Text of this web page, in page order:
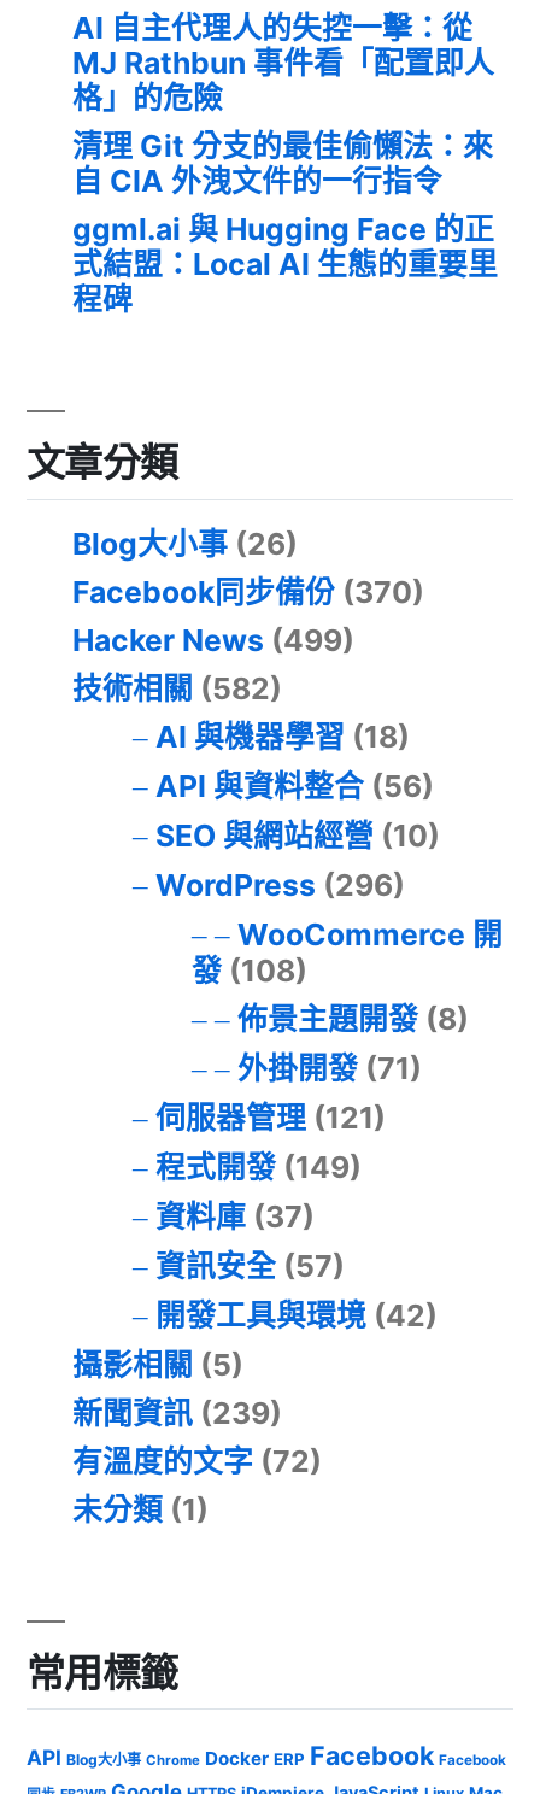
AI 自主代理人的失控一擊：從
MJ Rathbun 事件看「配置即人
格」的危險
清理 Git 分支的最佳偷懶法：來
自 CIA 外洩文件的一行指令
ggml.ai 與 Hugging Face 的正
式結盟：Local AI 生態的重要里
程碑
文章分類
Blog大小事 (26)
Facebook同步備份 (370)
Hacker News (499)
技術相關 (582)
AI 與機器學習 (18)
API 與資料整合(56)
SEO 與網站經營 (10)
WordPress (296)
WooCommerce 開
發(108)
佈景主題開發(8)
外掛開發(71)
伺服器管理(121)
程式開發(149)
資料庫(37)
資訊安全(57)
開發工具與環境(42)
攝影相關 (5)
新聞資訊 (239)
有溫度的文字 (72)
未分類 (1)
常用標籤
API Blog大小事 Chrome Docker ERP Facebook Facebook